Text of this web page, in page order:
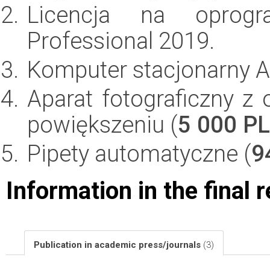
Licencja na
Professional 2019.
Komputer stacjonarny
Aparat fotograficzny z
powiększeniu (5 000
Pipety automatyczne (
Information in the final
Publication in academic press/journals (3)